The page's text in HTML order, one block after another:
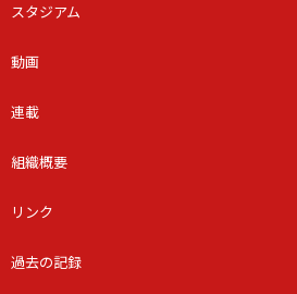
スタジアム
動画
連載
組織概要
リンク
過去の記録